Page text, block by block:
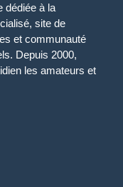
dédiée à la
site de
et communauté
Depuis 2000,
les amateurs et